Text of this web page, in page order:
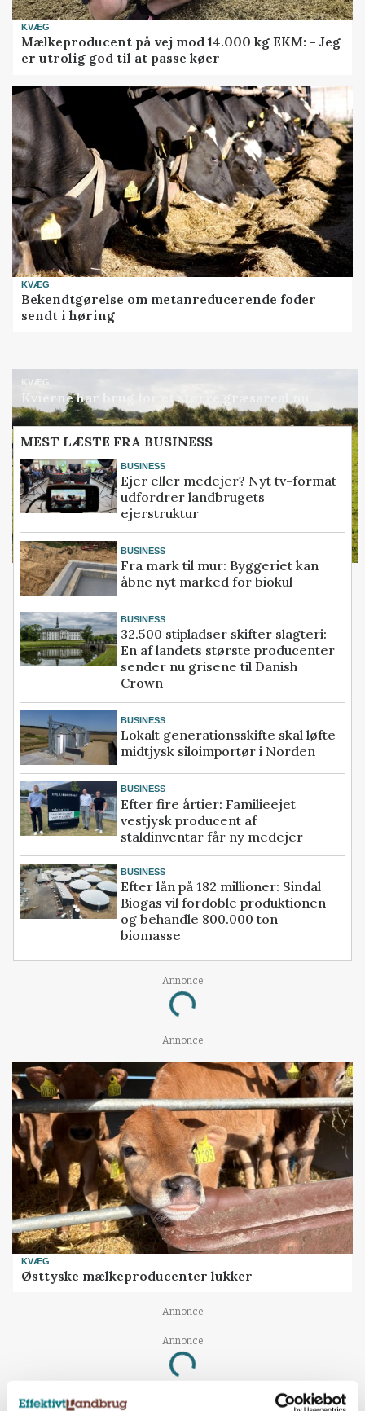
KVÆG
Mælkeproducent på vej mod 14.000 kg EKM: - Jeg
er utrolig god til at passe køer
KVÆG
Bekendtgørelse om metanreducerende foder
sendt i høring
KVÆG
Kvierne har brug for et større græsareal nu
MEST LÆSTE FRA BUSINESS
BUSINESS
Ejer eller medejer? Nyt tv-format
udfordrer landbrugets
ejerstruktur
BUSINESS
Fra mark til mur: Byggeriet kan
åbne nyt marked for biokul
BUSINESS
32.500 stipladser skifter slagteri:
En af landets største producenter
sender nu grisene til Danish
Crown
BUSINESS
Lokalt generationsskifte skal løfte
midtjysk siloimportør i Norden
BUSINESS
Efter fire årtier: Familieejet
vestjysk producent af
staldinventar får ny medejer
BUSINESS
Efter lån på 182 millioner: Sindal
Biogas vil fordoble produktionen
og behandle 800.000 ton
biomasse
Annonce
Loading...
Annonce
KVÆG
Østtyske mælkeproducenter lukker
Annonce
Annonce
Loading...